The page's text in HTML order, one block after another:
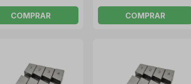
COMPRAR COMPRAR